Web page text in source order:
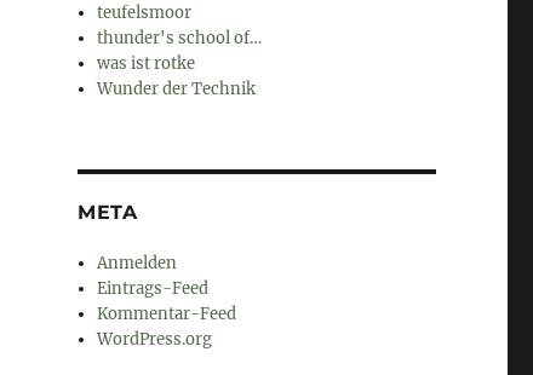
teufelsmoor
thunder's school of…
was ist rotke
Wunder der Technik
META
Anmelden
Eintrags-Feed
Kommentar-Feed
WordPress.org